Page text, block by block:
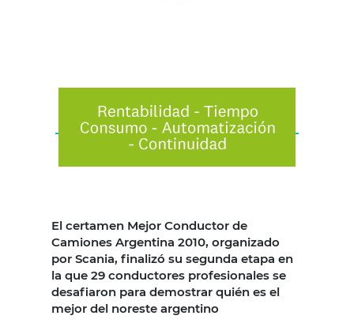
El certamen Mejor Conductor de
Camiones Argentina 2010, organizado
por Scania, finalizó su segunda etapa en
la que 29 conductores profesionales se
desafiaron para demostrar quién es el
mejor del noreste argentino